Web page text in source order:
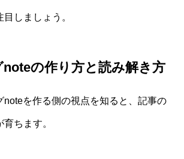
しましょう。
の作り方と読み解き方
noteを作る側の視点を知ると、記事の
ちます。